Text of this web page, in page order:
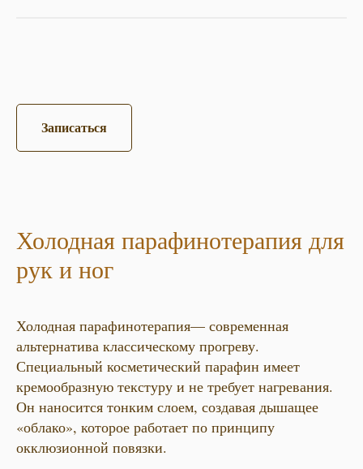
Записаться
Холодная парафинотерапия для
рук и ног
Холодная парафинотерапия— современная
альтернатива классическому прогреву.
Специальный косметический парафин имеет
кремообразную текстуру и не требует нагревания.
Он наносится тонким слоем, создавая дышащее
«облако», которое работает по принципу
окклюзионной повязки.